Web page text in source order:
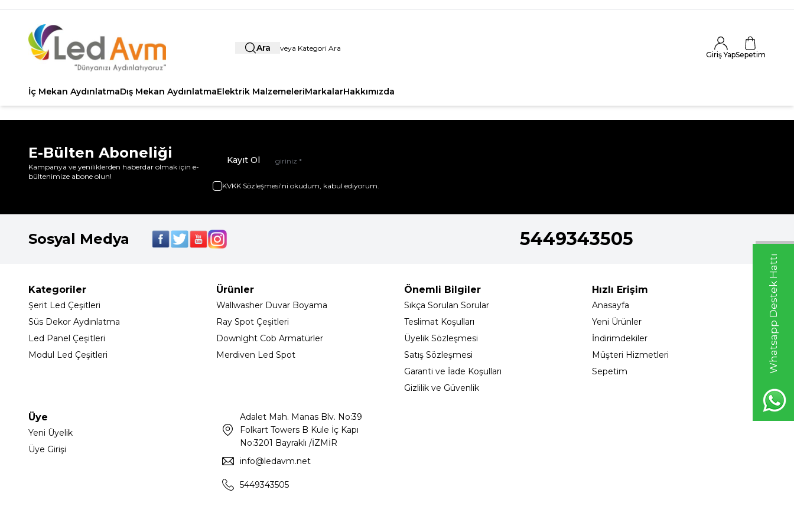
Whatsapp Destek Hattı
Ara
Giriş YapSepetim
İç Mekan AydınlatmaDış Mekan AydınlatmaElektrik MalzemeleriMarkalarHakkımızda
E-Bülten Aboneliği
Kampanya ve yeniliklerden haberdar olmak için e-
bültenimize abone olun!
Kayıt Ol
KVKK Sözleşmesi'ni okudum, kabul ediyorum.
Sosyal Medya 5449343505
Kategoriler
Şerit Led Çeşitleri
Süs Dekor Aydınlatma
Led Panel Çeşitleri
Modul Led Çeşitleri
Ürünler
Wallwasher Duvar Boyama
Ray Spot Çeşitleri
Downlght Cob Armatürler
Merdiven Led Spot
Önemli Bilgiler
Sıkça Sorulan Sorular
Teslimat Koşulları
Üyelik Sözleşmesi
Satış Sözleşmesi
Garanti ve İade Koşulları
Gizlilik ve Güvenlik
Hızlı Erişim
Anasayfa
Yeni Ürünler
İndirimdekiler
Müşteri Hizmetleri
Sepetim
Üye
Yeni Üyelik
Üye Girişi
Adalet Mah. Manas Blv. No:39
Folkart Towers B Kule İç Kapı
No:3201 Bayraklı /İZMİR
info@ledavm.net
5449343505